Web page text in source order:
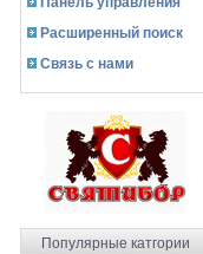
Расширенный поиск
Связь с нами
Популярные катгории